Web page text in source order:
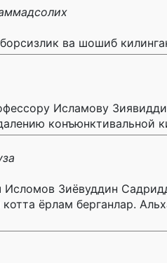
ва шошиб
Исламову
конъюнктивальной
Зиёвуддин
ёрлам берганлар.